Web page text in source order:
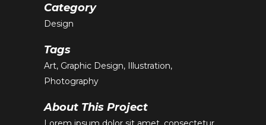
Category
Design
Tags
Art, Graphic Design, Illustration,
Photography
About This Project